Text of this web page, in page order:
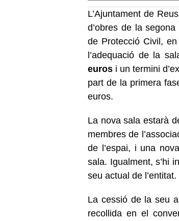
L’Ajuntament de
d’obres de la
de Protecció Civil,
l’adequació de la
euros i un termini
part de la primera
euros.
La nova sala estarà
membres de
de l’espai, i una
sala. Igualment, s’hi
seu actual de l’entitat.
La cessió de la seu
recollida en el